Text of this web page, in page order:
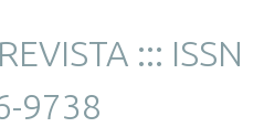
::: ISSN
9738